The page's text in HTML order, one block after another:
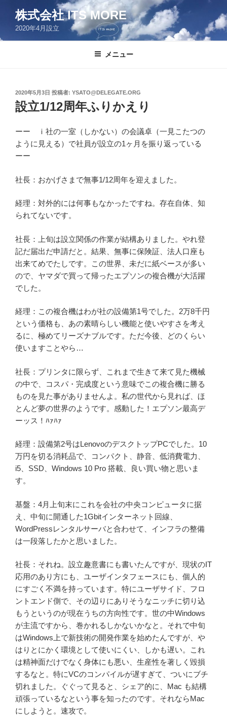
ン
株式会社 ITS MORE
2020年4月設立
メニュー
投
稿
日:
2020年5月3日 投稿者: YSATO@DELEGATE.ORG
設立1/12周年ふりかえり
ーー ｉ社の一室（しかない）の会議卓（一見こたつの
ように見える）で社員が設立の1ヶ月を振り返っている
ーー
社長：おかげさまで無事1/12周年を迎えました。
経理：対外的には何事もなかったですね。存在自体、知
られてないです。
社長：上旬は設立関係の作業が結構ありました。やれ登
記だ届出だ申請だと。結果、無事に保険証、法人口座も
出来てめでたしです。この世界、未だに紙ベースが多い
ので、ヤマダで買って帰ったエプソンの複合機が大活躍
でした。
経理：この複合機はわが社の設備第1号でした。2万8千円
という価格も、あの素晴らしい機能と使いやすさを考え
るに、極めてリーズナブルです。ただ今後、どのくらい
使いますことやら…
社長：プリンタに限らず、これまで生きて来て見た機械
の中で、コスパ・完成度という意味でこの複合機に勝る
ものを見た事がありませんよ。私の世代から見れば、ほ
とんど夢の世界のようです。感動した！エプソン最高デ
ーッス！ﾊｧﾊｧ
経理：設備第2号はLenovoのデスクトップPCでした。10
万円を切る消耗品で、コンパクト、静音、低消費電力、
i5、SSD、Windows 10 Pro 搭載、良い買い物と思いま
す。
基盤：4月上旬末にこれを会社の中央コンピュータに据
え、中旬に開通した1Gbitインターネット回線、
WordPressレンタルサーバと合わせて、インフラの整備
は一段落したかと思いました。
社長：それね。設立趣意書にも書いたんですが、現状のIT
応用のあり方にも、ユーザインタフェースにも、個人的
にすごく不満を持っています。特にユーザサイド、フロ
ントエンド側で、その辺りにありそうなニッチに切り込
もうというのが現在うちの方向性です。世の中Windows
が主流ですから、巻かれるしかないかなと。それで中旬
はWindows上で新技術の開発作業を始めたんですが、や
はりとにかく環境として使いにくい、しかも遅い。これ
は精神面だけでなく身体にも悪い、生産性を著しく毀損
するなと。特にVCのコンパイルが遅すぎて、ついにブチ
切れました。ぐぐって見ると、シェア的に、Mac も結構
頑張っているなという事を知ったのです。それならMac
にしようと。速攻で。